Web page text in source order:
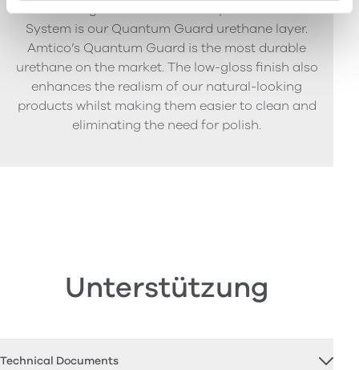
The crowning feature of our Multiple Performance
System is our Quantum Guard urethane layer.
Amtico’s Quantum Guard is the most durable
urethane on the market. The low-gloss finish also
enhances the realism of our natural-looking
products whilst making them easier to clean and
eliminating the need for polish.
Unterstützung
Technical Documents